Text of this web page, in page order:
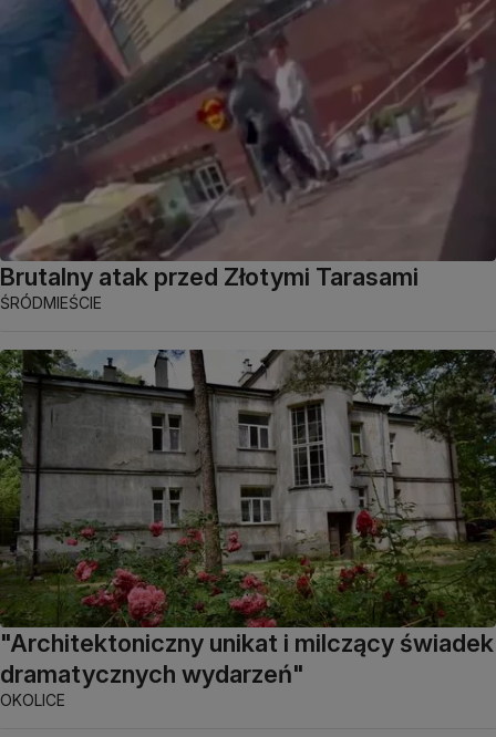
Brutalny atak przed Złotymi Tarasami
ŚRÓDMIEŚCIE
"Architektoniczny unikat i milczący świadek
dramatycznych wydarzeń"
OKOLICE